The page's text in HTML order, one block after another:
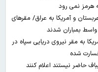
هرمز نمی رود
عربستان و آمریکا به عراق/ مقرهای
واسط بمباران شدند
به مقر نیروی دریایی سپاه در
شده
حاضر نیستند اعلام کنند